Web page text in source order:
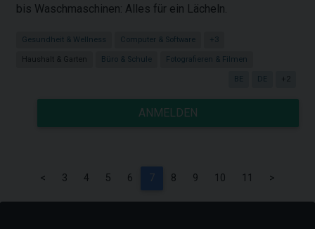
bis Waschmaschinen: Alles für ein Lächeln.
Gesundheit & Wellness Computer & Software +3
Haushalt & Garten Büro & Schule Fotografieren & Filmen
BE DE +2
ANMELDEN
< 3 4 5 6 7 8 9 10 11 >